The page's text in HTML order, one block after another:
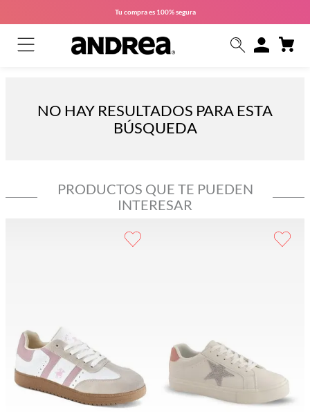
Tu compra es 100% segura
NO HAY RESULTADOS PARA ESTA
BÚSQUEDA
PRODUCTOS QUE TE PUEDEN
INTERESAR